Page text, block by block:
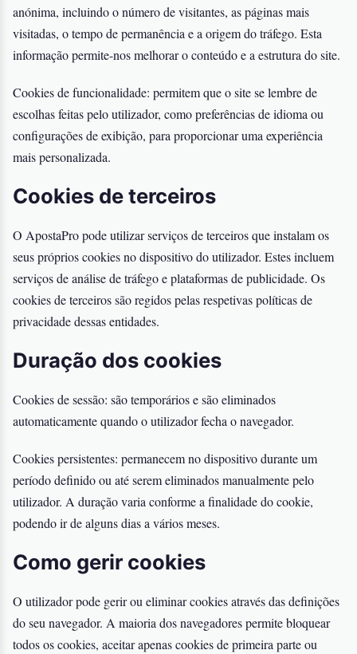
anónima, incluindo o número de visitantes, as páginas mais
visitadas, o tempo de permanência e a origem do tráfego. Esta
informação permite-nos melhorar o conteúdo e a estrutura do site.
Cookies de funcionalidade: permitem que o site se lembre de
escolhas feitas pelo utilizador, como preferências de idioma ou
configurações de exibição, para proporcionar uma experiência
mais personalizada.
Cookies de terceiros
O ApostaPro pode utilizar serviços de terceiros que instalam os
seus próprios cookies no dispositivo do utilizador. Estes incluem
serviços de análise de tráfego e plataformas de publicidade. Os
cookies de terceiros são regidos pelas respetivas políticas de
privacidade dessas entidades.
Duração dos cookies
Cookies de sessão: são temporários e são eliminados
automaticamente quando o utilizador fecha o navegador.
Cookies persistentes: permanecem no dispositivo durante um
período definido ou até serem eliminados manualmente pelo
utilizador. A duração varia conforme a finalidade do cookie,
podendo ir de alguns dias a vários meses.
Como gerir cookies
O utilizador pode gerir ou eliminar cookies através das definições
do seu navegador. A maioria dos navegadores permite bloquear
todos os cookies, aceitar apenas cookies de primeira parte ou